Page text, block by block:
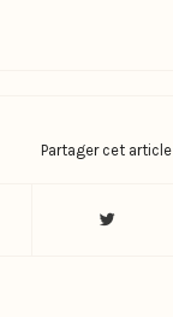
Partager cet article